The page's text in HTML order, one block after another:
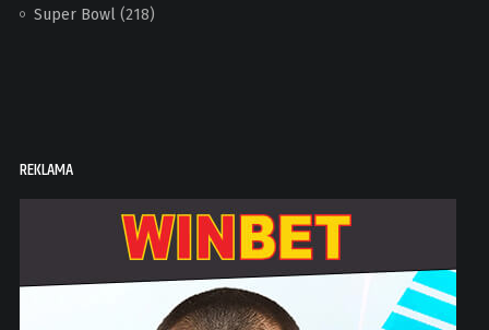
Super Bowl(218)
REKLAMA